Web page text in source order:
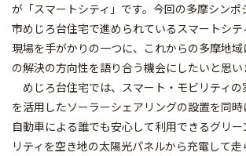
が「スマートシティ」です。今回の多摩シン
市めじろ台住宅で進められているスマートシ
現場を手がかりの一つに、これからの多摩地
の解決の方向性を語り合う機会にしたいと思い
めじろ台住宅では、スマート・モビリティの
を活用したソーラーシェアリングの設置を同
自動車による誰でも安心して利用できるグリ
リティを空き地の太陽光パネルから充電して